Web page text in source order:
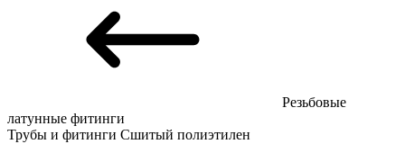
Резьбовые
латунные фитинги
Трубы и фитинги Сшитый полиэтилен